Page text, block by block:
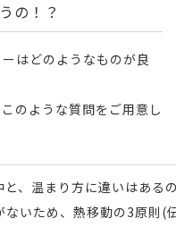
の！？
はどのようなものが良
のような質問をご用意し
と、温まり方に違いはある
ないため、熱移動の3原則(